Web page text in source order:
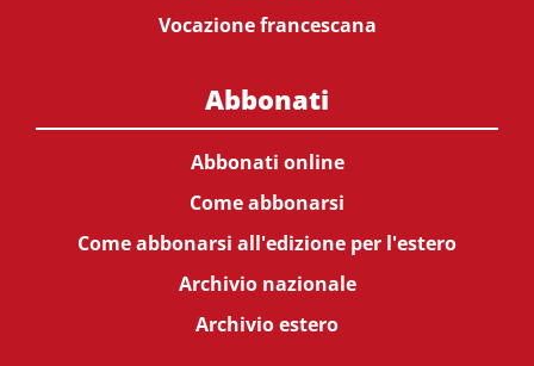
Vocazione francescana
Abbonati
Abbonati online
Come abbonarsi
Come abbonarsi all'edizione per l'estero
Archivio nazionale
Archivio estero